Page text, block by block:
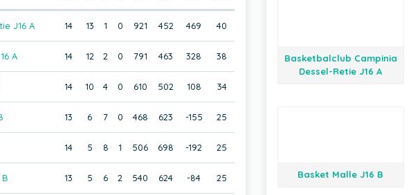
J16 A 14 13 1 0 921 452 469 40
A 14 12 2 0 791 463 328 38
14 10 4 0 610 502 108 34
13 6 7 0 468 623 -155 25
14 5 8 1 506 698 -192 25
13 5 6 2 540 624 -84 25
Basketbalclub Campinia
Dessel-Retie J16 A
Basket Malle J16 B